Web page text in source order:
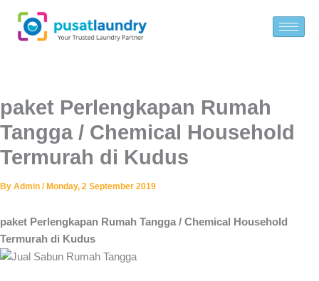
content
paket Perlengkapan Rumah
Tangga / Chemical Household
Termurah di Kudus
By Admin /Monday, 2 September 2019
paket Perlengkapan Rumah Tangga / Chemical Household
Termurah di Kudus